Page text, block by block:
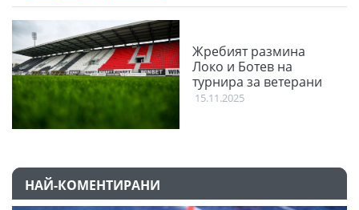
Жребият размина
Локо и Ботев на
турнира за ветерани
15.11.2025
НАЙ-КОМЕНТИРАНИ